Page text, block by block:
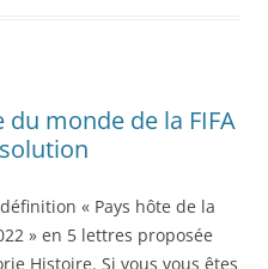
du monde de la FIFA
« Pays hôte de la
» en 5 lettres proposée
Histoire. Si vous vous êtes